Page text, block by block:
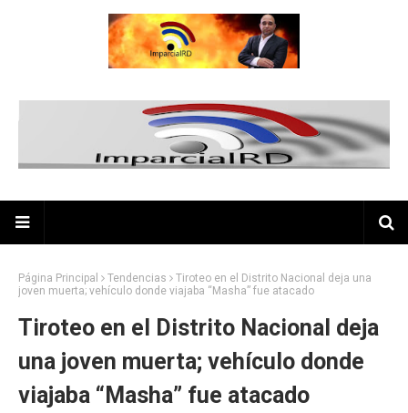
Página Principal Tendencias
Tiroteo en el Distrito Nacional deja una
joven muerta; vehículo donde viajaba “Masha” fue atacado
Tiroteo en el Distrito Nacional deja
una joven muerta; vehículo donde
viajaba “Masha” fue atacado